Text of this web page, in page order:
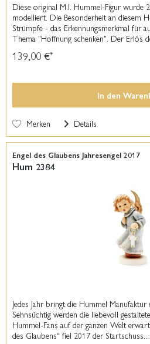
Diese original M.I. Hummel-Figur wurde
modelliert. Die Besonderheit an diesem
Strümpfe - das Erkennungsmerkmal für
Thema "Hoffnung schenken". Der Erlös
139,00 €*
In den
Merken Details
Engel des Glaubens Jahresengel 2017
Hum 2384
Jedes Jahr bringt die Hummel Manufaktur
Sehnsüchtig werden die liebevoll
Hummel-Fans auf der ganzen Welt
des Glaubens“ fiel 2017 der Startschuss...